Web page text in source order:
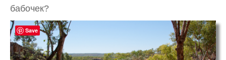
бабочек?
Save